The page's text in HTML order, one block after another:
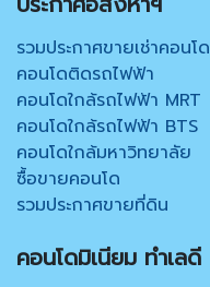
รวมประกาศขายเช่าคอนโด
คอนโดติดรถไฟฟ้า
คอนโดใกล้รถไฟฟ้า MRT
คอนโดใกล้รถไฟฟ้า BTS
คอนโดใกล้มหาวิทยาลัย
ซื้อขายคอนโด
รวมประกาศขายที่ดิน
คอนโดมิเนียม ทำเลดี